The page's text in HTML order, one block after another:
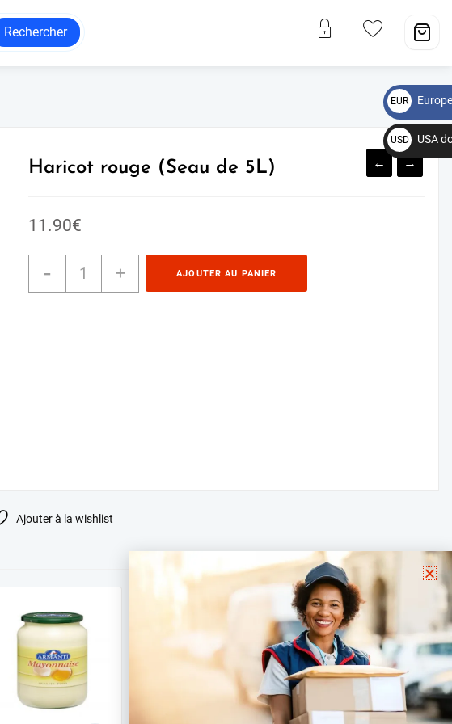
Rechercher
← →
Haricot rouge (Seau de 5L)
11.90€
- + AJOUTER AU PANIER
Ajouter à la wishlist
EUR
€
USD
$
USA